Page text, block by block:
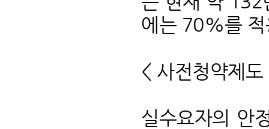
에는 70%를 적
< 사전청약제
실수요자의 안